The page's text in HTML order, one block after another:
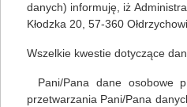
O nas luty 2013
Kiedy miałam 17 lat...
Mariola Huzar, własne
danych) informuję, iż
Kłodzka 20, 57-360
Wszelkie kwestie dotyczące
Pani/Pana dane osobowe
przetwarzania Pani/Pana